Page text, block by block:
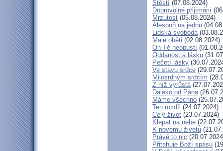
Štěstí (07.08.2024)
Dobrovolné přijímání
Mrzutost (05.08.2024)
Alespoň na jednu
Lidská svoboda
Malé oběti (02.08.2024)
On Tě neopustí
Oddanost a lásku
Pečetí lásky
Ve stavu srdce
Milosrdným srdcím
Z níž vyrůstá
Daleko od Pána
Máme všechno
Ten rozdíl (24.07.2024)
Celý život (23.07.2024)
Klepat na nebe
K novému životu
Právě to nic
Přitahuje Boží spásu